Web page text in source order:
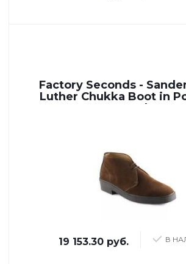
Factory Seconds -
Luther Chukka Boot in
Suede
В
19 153.30 руб.